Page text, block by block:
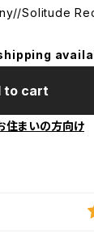
Solitude
to cart
住まいの方向け